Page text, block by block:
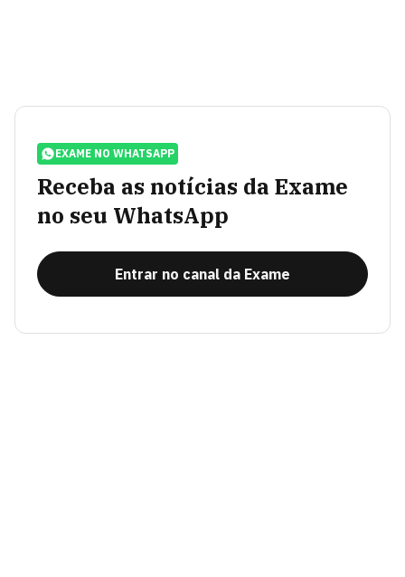
EXAME NO WHATSAPP
Receba as notícias da Exame
no seu WhatsApp
Entrar no canal da Exame